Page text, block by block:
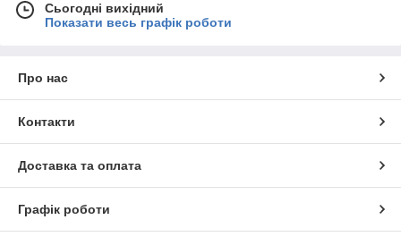
Сьогодні вихідний
Показати весь графік роботи
Про нас
Контакти
Доставка та оплата
Графік роботи